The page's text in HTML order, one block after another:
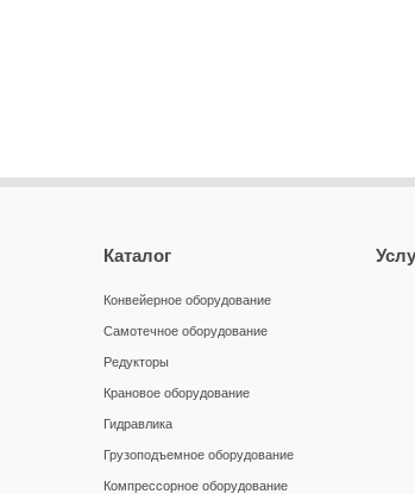
Каталог
Конвейерное оборудование
Самотечное оборудование
Редукторы
Крановое оборудование
Гидравлика
Грузоподъемное оборудование
Компрессорное оборудование